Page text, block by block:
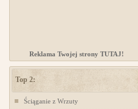
Reklama Twojej strony TUTAJ!
Top 2:
Ściąganie z Wrzuty